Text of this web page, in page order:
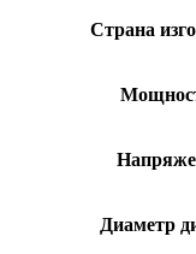
Страна
Диаметр